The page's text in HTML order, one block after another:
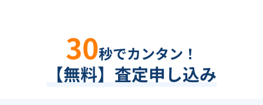
30秒でカンタン！
【無料】査定申し込み